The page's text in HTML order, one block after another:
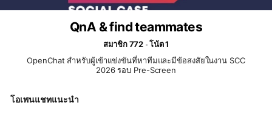
QnA & find teammates
สมาชิก 772
โน้ต 1
OpenChat สำหรับผู้เข้าแข่งขันที่หาทีมและมีข้อสงสัยในงาน SCC
2026 รอบ Pre-Screen
โอเพนแชทแนะนำ